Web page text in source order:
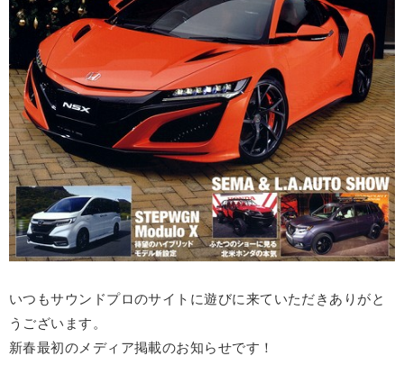
いつもサウンドプロのサイトに遊びに来ていただきありがと
うございます。
新春最初のメディア掲載のお知らせです！